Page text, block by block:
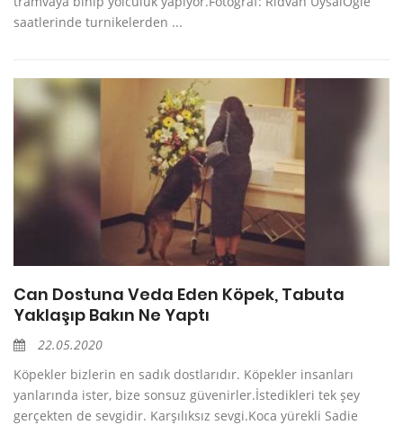
saatlerinde turnikelerden ...
Can Dostuna Veda Eden Köpek, Tabuta
Yaklaşıp Bakın Ne Yaptı
22.05.2020
Köpekler bizlerin en sadık dostlarıdır. Köpekler insanları
yanlarında ister, bize sonsuz güvenirler.İstedikleri tek şey
gerçekten de sevgidir. Karşılıksız sevgi.Koca yürekli Sadie